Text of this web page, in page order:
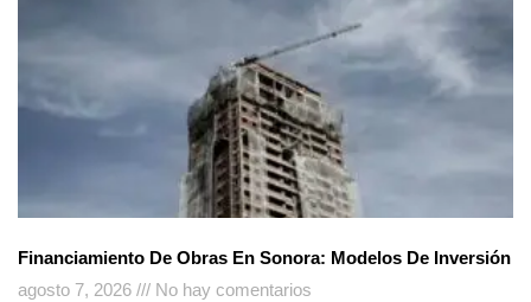
Financiamiento De Obras En Sonora: Modelos De Inversión
agosto 7, 2026
No hay comentarios